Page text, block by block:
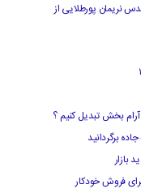
نریمان پورطلایی از
بخش تبدیل کنیم ؟
برگردانید
بازار
فروش خودکار